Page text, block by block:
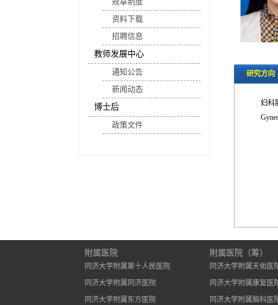
资料下载
招聘信息
教师发展中心
通知公告
新闻动态
博士后
政策文件
研究方向
妇科
附属医院
同济大学附属第十人民医院
同济大学附属同济医院
同济大学附属东方医院
附属医院（筹）
同济大学附属天佑医
同济大学附属康复医
同济大学附属脑科医